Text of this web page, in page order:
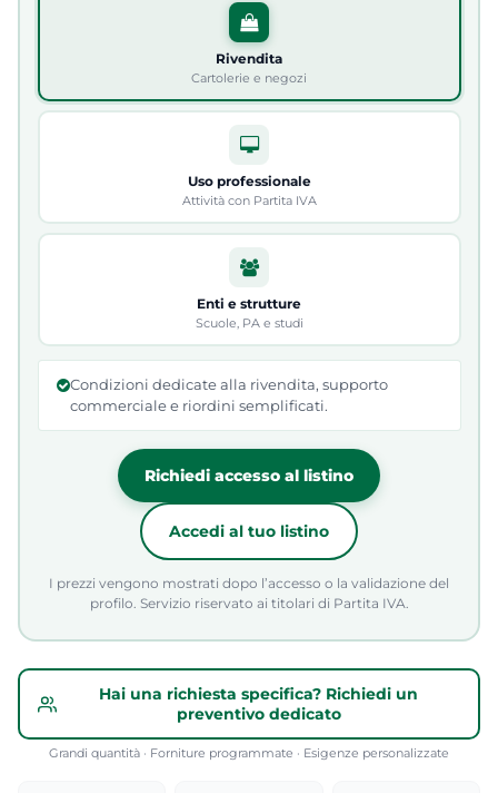
Rivendita
Cartolerie e negozi
Uso professionale
Attività con Partita IVA
Enti e strutture
Scuole, PA e studi
Condizioni dedicate alla rivendita, supporto
commerciale e riordini semplificati.
Richiedi accesso al listino
Accedi al tuo listino
I prezzi vengono mostrati dopo l’accesso o la validazione del
profilo. Servizio riservato ai titolari di Partita IVA.
Hai una richiesta specifica? Richiedi un
preventivo dedicato
Grandi quantità · Forniture programmate · Esigenze personalizzate